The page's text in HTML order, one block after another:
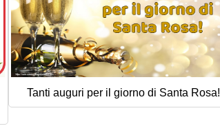
Tanti auguri per il giorno di Santa Rosa!